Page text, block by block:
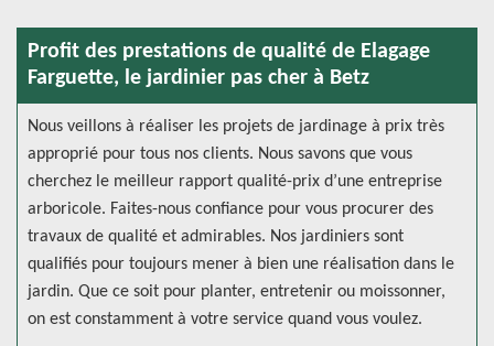
Profit des prestations de qualité de Elagage
Farguette, le jardinier pas cher à Betz
Nous veillons à réaliser les projets de jardinage à prix très
approprié pour tous nos clients. Nous savons que vous
cherchez le meilleur rapport qualité-prix d’une entreprise
arboricole. Faites-nous confiance pour vous procurer des
travaux de qualité et admirables. Nos jardiniers sont
qualifiés pour toujours mener à bien une réalisation dans le
jardin. Que ce soit pour planter, entretenir ou moissonner,
on est constamment à votre service quand vous voulez.